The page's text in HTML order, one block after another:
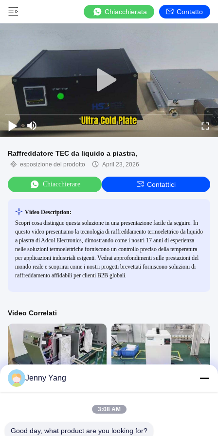
Chiacchierata Contatto
Raffreddatore TEC da liquido a piastra,
esposizione del prodotto April 23, 2026
Chiacchierare Contattici
Video Description:
Scopri cosa distingue questa soluzione in una presentazione facile da seguire. In
questo video presentiamo la tecnologia di raffreddamento termoelettrico da liquido
a piastra di Adcol Electronics, dimostrando come i nostri 17 anni di esperienza
nelle soluzioni termoelettriche forniscono un controllo preciso della temperatura
per applicazioni industriali esigenti. Vedrai approfondimenti sulle prestazioni del
mondo reale e scoprirai come i nostri progetti brevettati forniscono soluzioni di
raffreddamento affidabili per clienti B2B globali.
Video Correlati
refrigeratore di liquido a ricircolo
biancaEsposizione Del Prodotto
April 22, 2026
Jenny Yang
3:08 AM
Good day, what product are you looking for?